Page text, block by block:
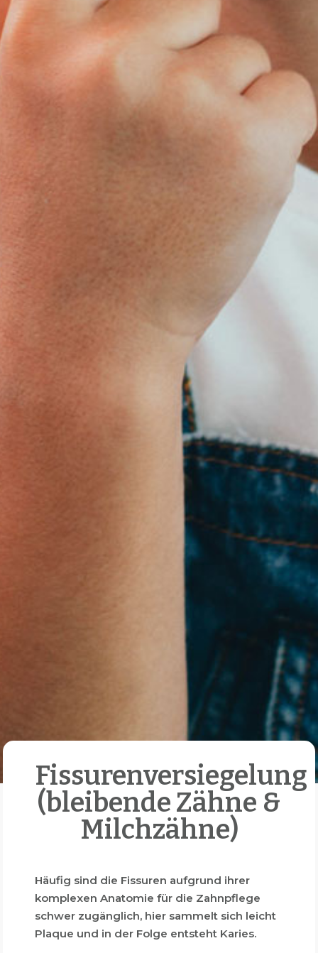
Fissurenversiegelung
(bleibende Zähne &
Milchzähne)
Häufig sind die Fissuren aufgrund ihrer
komplexen Anatomie für die Zahnpflege
schwer zugänglich, hier sammelt sich leicht
Plaque und in der Folge entsteht Karies.